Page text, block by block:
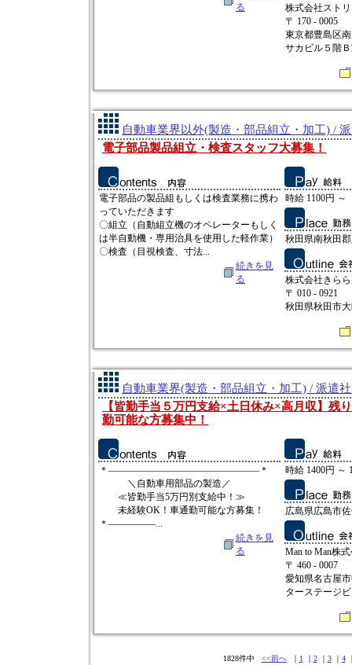
る
株式会社スト
〒 170 - 0005
東京都豊島区
サカビル５階
自動車業界以外(製造・部品組立・加工) /
電子部品製品組立・検査スタッフ大募集！
電子部品の製品組もしくは検査業務に携わ
っていただきます
〇組立（自動組立機のオペレーターもしく
は半自動機・専用治具を使用した軽作業）
〇検査（目視検査、寸法...
続きを見
る
時給 1100円 ～
秋田県南秋田
株式会社きら
〒 010 - 0921
秋田県秋田市
自動車業界(製造・部品組立・加工) / 派遣
【皆勤手当５万円支給×土日休み×高月収】残
勤可能な方募集中！
＊――――――――――――――――＊
＼自動車用部品の製造／
≪皆勤手当5万円別支給中！≫
未経験OK！車通勤可能な方募集！
＊―――――...
続きを見
る
時給 1400円 ～
広島県広島市
Man to Man株
〒 460 - 0007
愛知県名古屋
ターステージ
1828件中 <<前へ｜ 1 ｜ 2｜ 3｜ 4